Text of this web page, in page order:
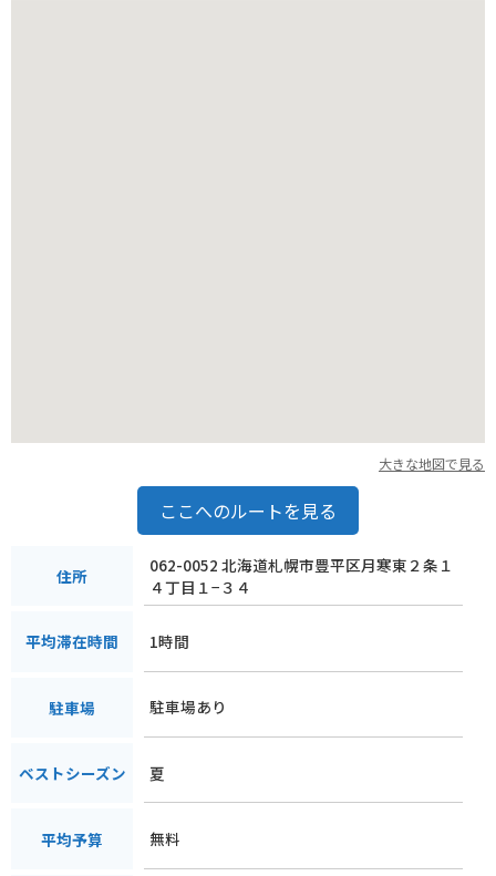
札幌市内からのアクセスも良く、気軽に自然を満喫できるスポ
* 花菖蒲園：約1.5ヘクタールの敷地に約200種20万株の花菖蒲
が咲き誇ります。見頃は6月中旬から7月上旬です。
い風景が広がります。
* 牧場：牛、豚、羊などの家畜が飼育されている牧場では、動
* ソフトクリーム：濃厚なミルクの味が人気のソフトクリーム
は、学園の看板商品です。
* 農産物：新鮮な野菜や果物、乳製品、肉製品などが販売され
ています。
大きな地図で見る
ここへのルートを見る
住所
062-0052 北海道札幌市豊平区月寒東２条１
４丁目１−３４
平均滞在時間 1時間
駐車場 駐車場あり
ベストシーズン 夏
平均予算 無料